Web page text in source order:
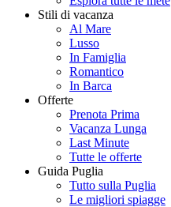
Stili di vacanza
Al Mare
Lusso
In Famiglia
Romantico
In Barca
Offerte
Prenota Prima
Vacanza Lunga
Last Minute
Tutte le offerte
Guida Puglia
Tutto sulla Puglia
Le migliori spiagge